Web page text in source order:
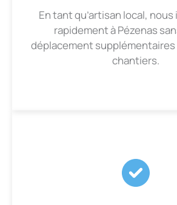
En tant qu’artisan local,
rapidement à Pézenas
déplacement
chantiers.